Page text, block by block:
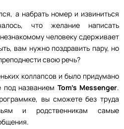
а набрать номер и извиниться
что желание написать
человеку сдерживает
вам нужно поздравить пару, но
свою речь?
коллапсов и было придумано
под названием Tom’s Messenger.
вы сможете без труда
и родственникам самые